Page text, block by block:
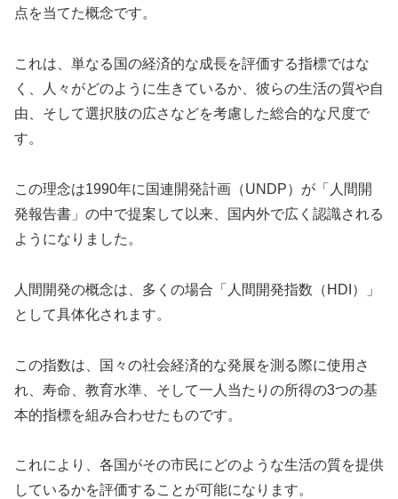
点を当てた概念です。
これは、単なる国の経済的な成長を評価する指標ではな
く、人々がどのように生きているか、彼らの生活の質や自
由、そして選択肢の広さなどを考慮した総合的な尺度で
す。
この理念は1990年に国連開発計画（UNDP）が「人間開
発報告書」の中で提案して以来、国内外で広く認識される
ようになりました。
人間開発の概念は、多くの場合「人間開発指数（HDI）」
として具体化されます。
この指数は、国々の社会経済的な発展を測る際に使用さ
れ、寿命、教育水準、そして一人当たりの所得の3つの基
本的指標を組み合わせたものです。
これにより、各国がその市民にどのような生活の質を提供
しているかを評価することが可能になります。